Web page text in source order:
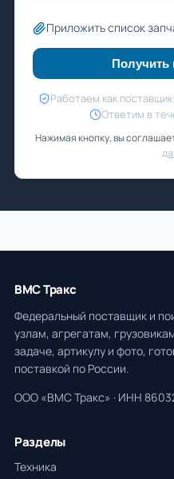
Приложить список
Получить
Работаем как поставщик
Ответим в
Нажимая кнопку, вы
ВМС Тракс
Федеральный поставщик и
узлам, агрегатам,
задаче, артикулу и фото,
поставкой по России.
ООО «ВМС Тракс» · ИНН
Разделы
Техника